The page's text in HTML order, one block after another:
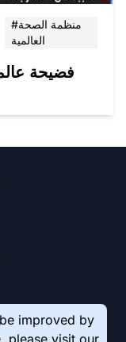
#منظمة الصحة
العالمية
فضيحة
improved by
please visit our